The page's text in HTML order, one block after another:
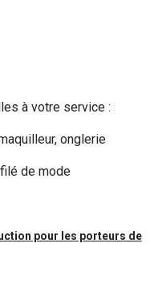
à votre service :
onglerie
de mode
pour les porteurs de